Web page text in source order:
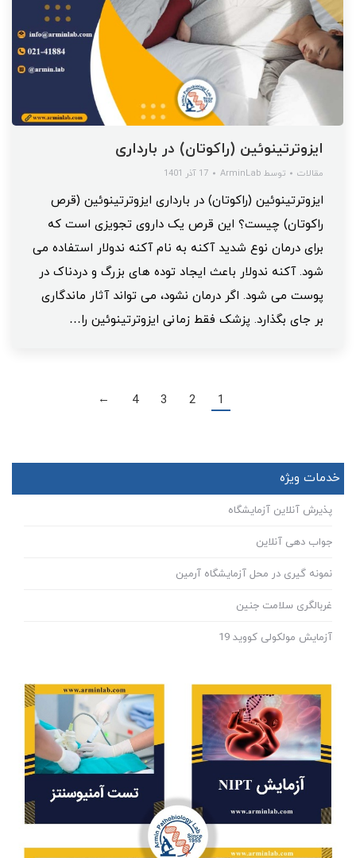
ایزوترتینوئین (راکوتان) در بارداری
مقالات توسط ArminLab 17 آذر 1401
ایزوترتینوئین (راکوتان) در بارداری ایزوترتینوئین (قرص
راکوتان) چیست؟ این قرص یک داروی تجویزی است که
برای درمان نوع شدید آکنه به نام آکنه ندولار استفاده می
شود. آکنه ندولار باعث ایجاد توده های بزرگ و دردناک در
پوست می شود. اگر درمان نشود، می تواند آثار ماندگاری
بر جای بگذارد. پزشک فقط زمانی ایزوترتینوئین را…
1
2
3
4
→
خدمات ویژه
پذیرش آنلاین آزمایشگاه
جواب دهی آنلاین
نمونه گیری در محل آزمایشگاه آرمین
غربالگری سلامت جنین
آزمایش مولکولی کووید 19